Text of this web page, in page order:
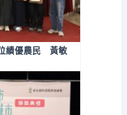
績優農民 黃敏